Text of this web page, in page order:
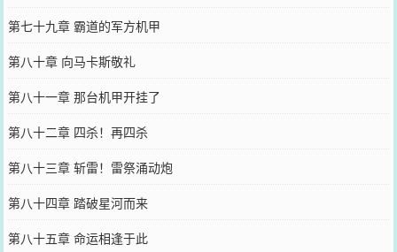
第七十九章 霸道的军方机甲
第八十章 向马卡斯敬礼
第八十一章 那台机甲开挂了
第八十二章 四杀！再四杀
第八十三章 斩雷！雷祭涌动炮
第八十四章 踏破星河而来
第八十五章 命运相逢于此